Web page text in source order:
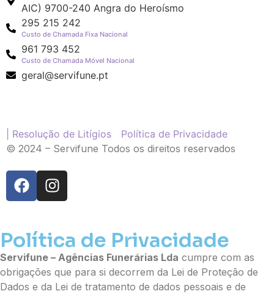
AIC) 9700-240 Angra do Heroísmo
295 215 242
Custo de Chamada Fixa Nacional
961 793 452
Custo de Chamada Móvel Nacional
geral@servifune.pt
| Resolução de Litígios
Política de Privacidade
© 2024 – Servifune Todos os direitos reservados
Política de Privacidade
Servifune – Agências Funerárias Lda cumpre com as
obrigações que para si decorrem da Lei de Proteção de
Dados e da Lei de tratamento de dados pessoais e de